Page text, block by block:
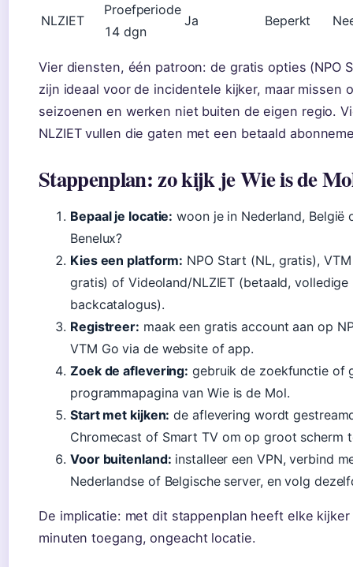
NLZIET
Proefperiode
14 dgn
Ja Beperkt
Vier diensten, één patroon: de gratis opties (NPO
zijn ideaal voor de incidentele kijker, maar missen
seizoenen en werken niet buiten de eigen regio.
NLZIET vullen die gaten met een betaald
Stappenplan: zo kijk je Wie is de
Bepaal je locatie: woon je in Nederland, België
Benelux?
Kies een platform: NPO Start (NL, gratis), VTM
gratis) of Videoland/NLZIET (betaald, volledige
backcatalogus).
Registreer: maak een gratis account aan op
VTM Go via de website of app.
Zoek de aflevering: gebruik de zoekfunctie of
programmapagina van Wie is de Mol.
Start met kijken: de aflevering wordt
Chromecast of Smart TV om op groot scherm
Voor buitenland: installeer een VPN, verbind
Nederlandse of Belgische server, en volg
De implicatie: met dit stappenplan heeft elke kijker
minuten toegang, ongeacht locatie.